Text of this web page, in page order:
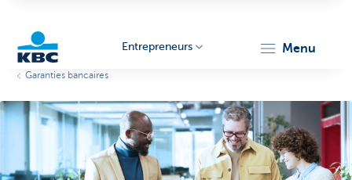
Entrepreneurs menu
Garanties bancaires